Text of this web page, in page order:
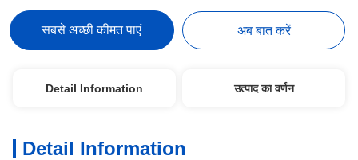
सबसे अच्छी कीमत पाएं अब बात करें
Detail Information उत्पाद का वर्णन
Detail Information